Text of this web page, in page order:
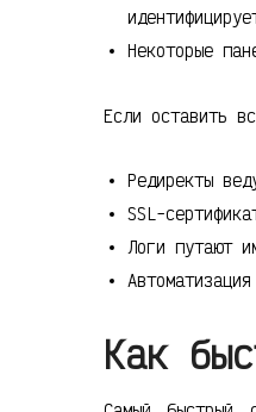
Некоторые
Если оставить
Редиректы
SSL-
Логи путают
Как